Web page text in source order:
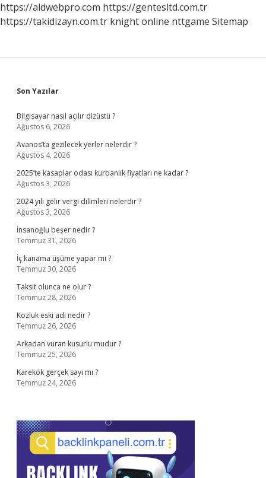
https://aldwebpro.com https://gentesltd.com.tr
https://takidizayn.com.tr knight online nttgame Sitemap
Sidebar
Son Yazılar
Bilgisayar nasıl açılır dizüstü ?
Ağustos 6, 2026
Avanos’ta gezilecek yerler nelerdir ?
Ağustos 4, 2026
2025’te kasaplar odası kurbanlık fiyatları ne kadar ?
Ağustos 3, 2026
2024 yılı gelir vergi dilimleri nelerdir ?
Ağustos 3, 2026
İnsanoğlu beşer nedir ?
Temmuz 31, 2026
İç kanama üşüme yapar mı ?
Temmuz 30, 2026
Taksit olunca ne olur ?
Temmuz 28, 2026
Kozluk eski adı nedir ?
Temmuz 26, 2026
Arkadan vuran kusurlu mudur ?
Temmuz 25, 2026
Karekök gerçek sayı mı ?
Temmuz 24, 2026